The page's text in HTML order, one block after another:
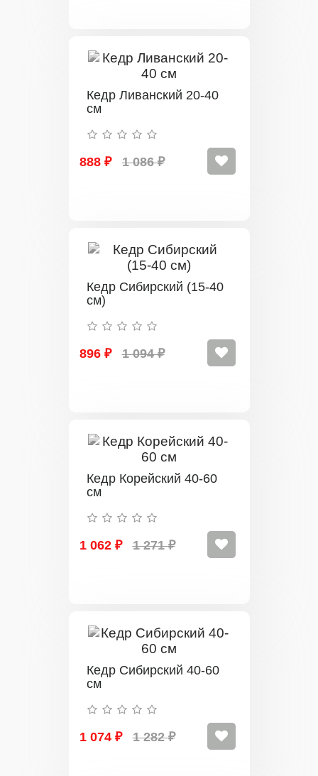
Кедр Ливанский 20-40
см
888 ₽ 1 086 ₽
Кедр Сибирский (15-40
см)
896 ₽ 1 094 ₽
Кедр Корейский 40-60
см
1 062 ₽ 1 271 ₽
Кедр Сибирский 40-60
см
1 074 ₽ 1 282 ₽